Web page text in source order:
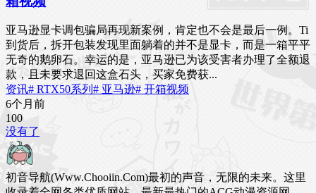
亚马逊显卡调包骗局再现新案例，肯定也不会是最后一例。Ti
到货后，拆开包装发现里面躺着的并不是显卡，而是一箱平平
无奇的鹅卵石。幸运的是，亚马逊已为该受害者办理了全额退
款，且未要求退回这盒石头，买家免费获...
资讯# RTX50系列 # 亚马逊# 开箱视频
6个月前
100
没有了
初音导航(Www.Chooiin.Com)最初的声音，无限的未来。这里